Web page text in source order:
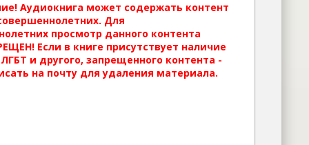
Аудиокнига может содержать контент
Для
просмотр данного контента
Если в книге присутствует наличие
и другого, запрещенного контента -
на почту для удаления материала.